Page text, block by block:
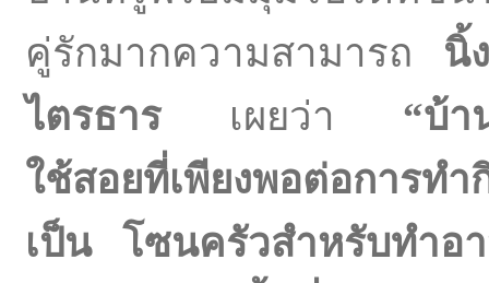
คู่รักมากความสามารถ นิ้
ไตรธาร เผยว่า “บ้า
ใช้สอยที่เพียงพอต่อการท
เป็น โซนครัวสำหรับทำอ